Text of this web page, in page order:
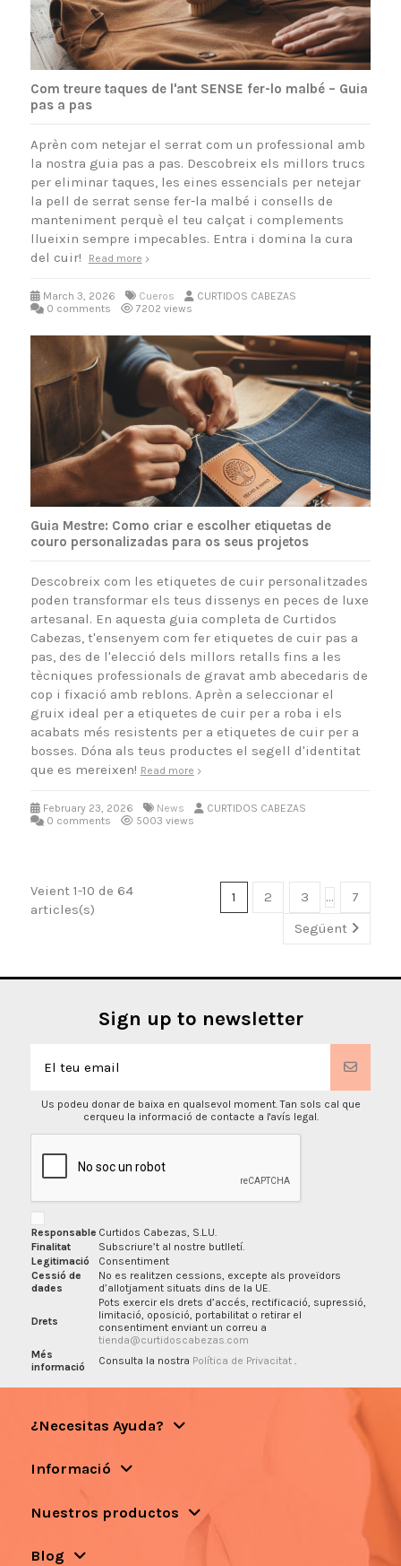
Com treure taques de l'ant SENSE fer-lo malbé – Guia
pas a pas
Aprèn com netejar el serrat com un professional amb
la nostra guia pas a pas. Descobreix els millors trucs
per eliminar taques, les eines essencials per netejar
la pell de serrat sense fer-la malbé i consells de
manteniment perquè el teu calçat i complements
llueixin sempre impecables. Entra i domina la cura
del cuir!
Read more
March 3, 2026 Cueros
CURTIDOS CABEZAS
0 comments
7202 views
Guia Mestre: Como criar e escolher etiquetas de
couro personalizadas para os seus projetos
Descobreix com les etiquetes de cuir personalitzades
poden transformar els teus dissenys en peces de luxe
artesanal. En aquesta guia completa de Curtidos
Cabezas, t'ensenyem com fer etiquetes de cuir pas a
pas, des de l'elecció dels millors retalls fins a les
tècniques professionals de gravat amb abecedaris de
cop i fixació amb reblons. Aprèn a seleccionar el
gruix ideal per a etiquetes de cuir per a roba i els
acabats més resistents per a etiquetes de cuir per a
bosses. Dóna als teus productes el segell d'identitat
que es mereixen! Read more
February 23, 2026 News
CURTIDOS CABEZAS
0 comments
5003 views
Veient 1-10 de 64
articles(s)
1 2 3 …
7
Següent
Sign up to newsletter
Us podeu donar de baixa en qualsevol moment. Tan sols cal que
cerqueu la informació de contacte a l'avís legal.
Responsable Curtidos Cabezas, S.L.U.
Finalitat
Subscriure’t al nostre butlletí.
Legitimació
Consentiment
Cessió de
dades
No es realitzen cessions, excepte als proveïdors
d’allotjament situats dins de la UE.
Drets
Pots exercir els drets d’accés, rectificació, supressió,
limitació, oposició, portabilitat o retirar el
consentiment enviant un correu a
tienda@curtidoscabezas.com
Més
informació
Consulta la nostra Política de Privacitat
¿Necesitas Ayuda?
Informació
Nuestros productos
Blog